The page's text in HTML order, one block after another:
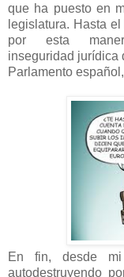
que ha puesto en
legislatura. Hasta el
por esta
inseguridad jurídica
Parlamento
En fin, desde
autodestruyendo